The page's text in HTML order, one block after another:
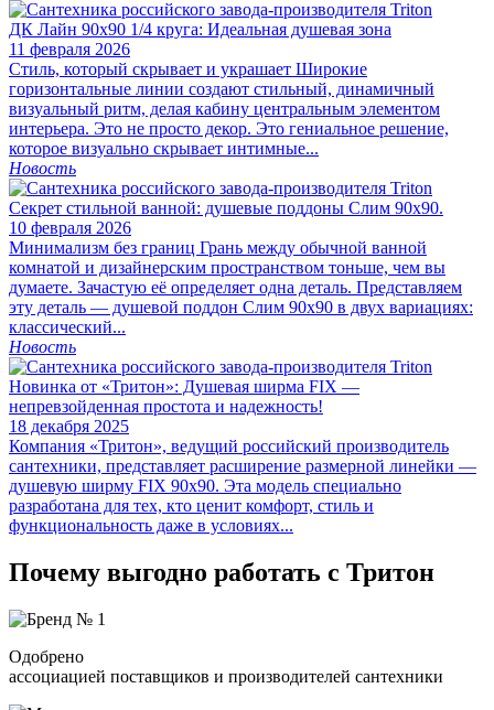
ДК Лайн 90х90 1/4 круга: Идеальная душевая зона
11 февраля 2026
Стиль, который скрывает и украшает Широкие
горизонтальные линии создают стильный, динамичный
визуальный ритм, делая кабину центральным элементом
интерьера. Это не просто декор. Это гениальное решение,
которое визуально скрывает интимные...
Новость
Секрет стильной ванной: душевые поддоны Слим 90х90.
10 февраля 2026
Минимализм без границ Грань между обычной ванной
комнатой и дизайнерским пространством тоньше, чем вы
думаете. Зачастую её определяет одна деталь. Представляем
эту деталь — душевой поддон Слим 90х90 в двух вариациях:
классический...
Новость
Новинка от «Тритон»: Душевая ширма FIX —
непревзойденная простота и надежность!
18 декабря 2025
Компания «Тритон», ведущий российский производитель
сантехники, представляет расширение размерной линейки —
душевую ширму FIX 90х90. Эта модель специально
разработана для тех, кто ценит комфорт, стиль и
функциональность даже в условиях...
Почему выгодно работать с Тритон
Одобрено
ассоциацией поставщиков и производителей сантехники